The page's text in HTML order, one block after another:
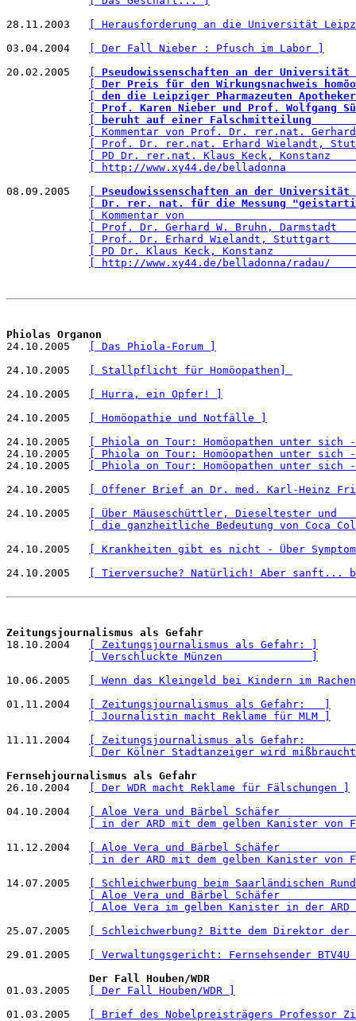
28.11.2003
[ Herausforderung an die Universität
03.04.2004
[ Der Fall Nieber : Pfusch im Labor ]
20.02.2005
Pseudowissenschaften an
Der Preis für den Wirkungsnachweis
den die Leipziger Pharmazeuten
Prof. Karen Nieber und Prof. Wolfgang
beruht auf einer
[ Kommentar von Prof. Dr. rer.nat.
[ Prof. Dr. rer.nat. Erhard
[ PD Dr. rer.nat. Klaus Keck,
[ http://www.xy44.de/belladonna
08.09.2005
Pseudowissenschaften an der
Dr. rer. nat. für die Messung
[ Kommentar von
[ Prof. Dr. Gerhard W. Bruhn,
[ Prof. Dr. Erhard Wielandt,
[ PD Dr. Klaus Keck, Konstanz
[ http://www.xy44.de/belladonna/
Phiolas Organon
24.10.2005
[ Das Phiola-Forum ]
24.10.2005
[ Stallpflicht für Homöopathen]
24.10.2005
[ Hurra, ein Opfer! ]
24.10.2005
[ Homöopathie und Notfälle ]
24.10.2005
[ Phiola on Tour: Homöopathen unter
24.10.2005
[ Phiola on Tour: Homöopathen unter
24.10.2005
[ Phiola on Tour: Homöopathen unter
24.10.2005
[ Offener Brief an Dr. med. Karl-Heinz
24.10.2005
[ Über Mäuseschüttler, Dieseltester und
[ die ganzheitliche Bedeutung von Coca
24.10.2005
[ Krankheiten gibt es nicht - Über
24.10.2005
[ Tierversuche? Natürlich! Aber sanft...
Zeitungsjournalismus als Gefahr
18.10.2004
[ Zeitungsjournalismus als Gefahr: ]
[ Verschluckte Münzen              ]
10.06.2005
[ Wenn das Kleingeld bei Kindern im
01.11.2004
[ Zeitungsjournalismus als Gefahr:   ]
[ Journalistin macht Reklame für MLM ]
11.11.2004
[ Zeitungsjournalismus als Gefahr:
[ Der Kölner Stadtanzeiger wird
Fernsehjournalismus als Gefahr
26.10.2004
[ Der WDR macht Reklame für Fälschungen ]
04.10.2004
[ Aloe Vera und Bärbel Schäfer
[ in der ARD mit dem gelben Kanister
11.12.2004
[ Aloe Vera und Bärbel Schäfer
[ in der ARD mit dem gelben Kanister
14.07.2005
[ Schleichwerbung beim Saarländischen
[ Aloe Vera und Bärbel Schäfer
[ Aloe Vera im gelben Kanister in der
25.07.2005
[ Schleichwerbung? Bitte dem Direktor der
29.01.2005
[ Verwaltungsgericht: Fernsehsender
Der Fall Houben/WDR
01.03.2005
[ Der Fall Houben/WDR ]
01.03.2005
[ Brief des Nobelpreisträgers Professor